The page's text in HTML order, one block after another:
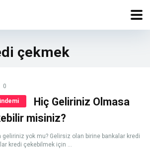
çekmek
0
Hiç Geliriniz Olmasa
misiniz?
yok mu? Gelirsiz olan birine bankalar kredi
kredi çekebilmek için ...